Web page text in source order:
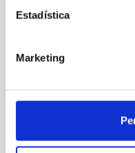
Estadística
Marketing
Clues to inside-
SUSPENSE
quiescent galaxies at
insights into star-
studies have